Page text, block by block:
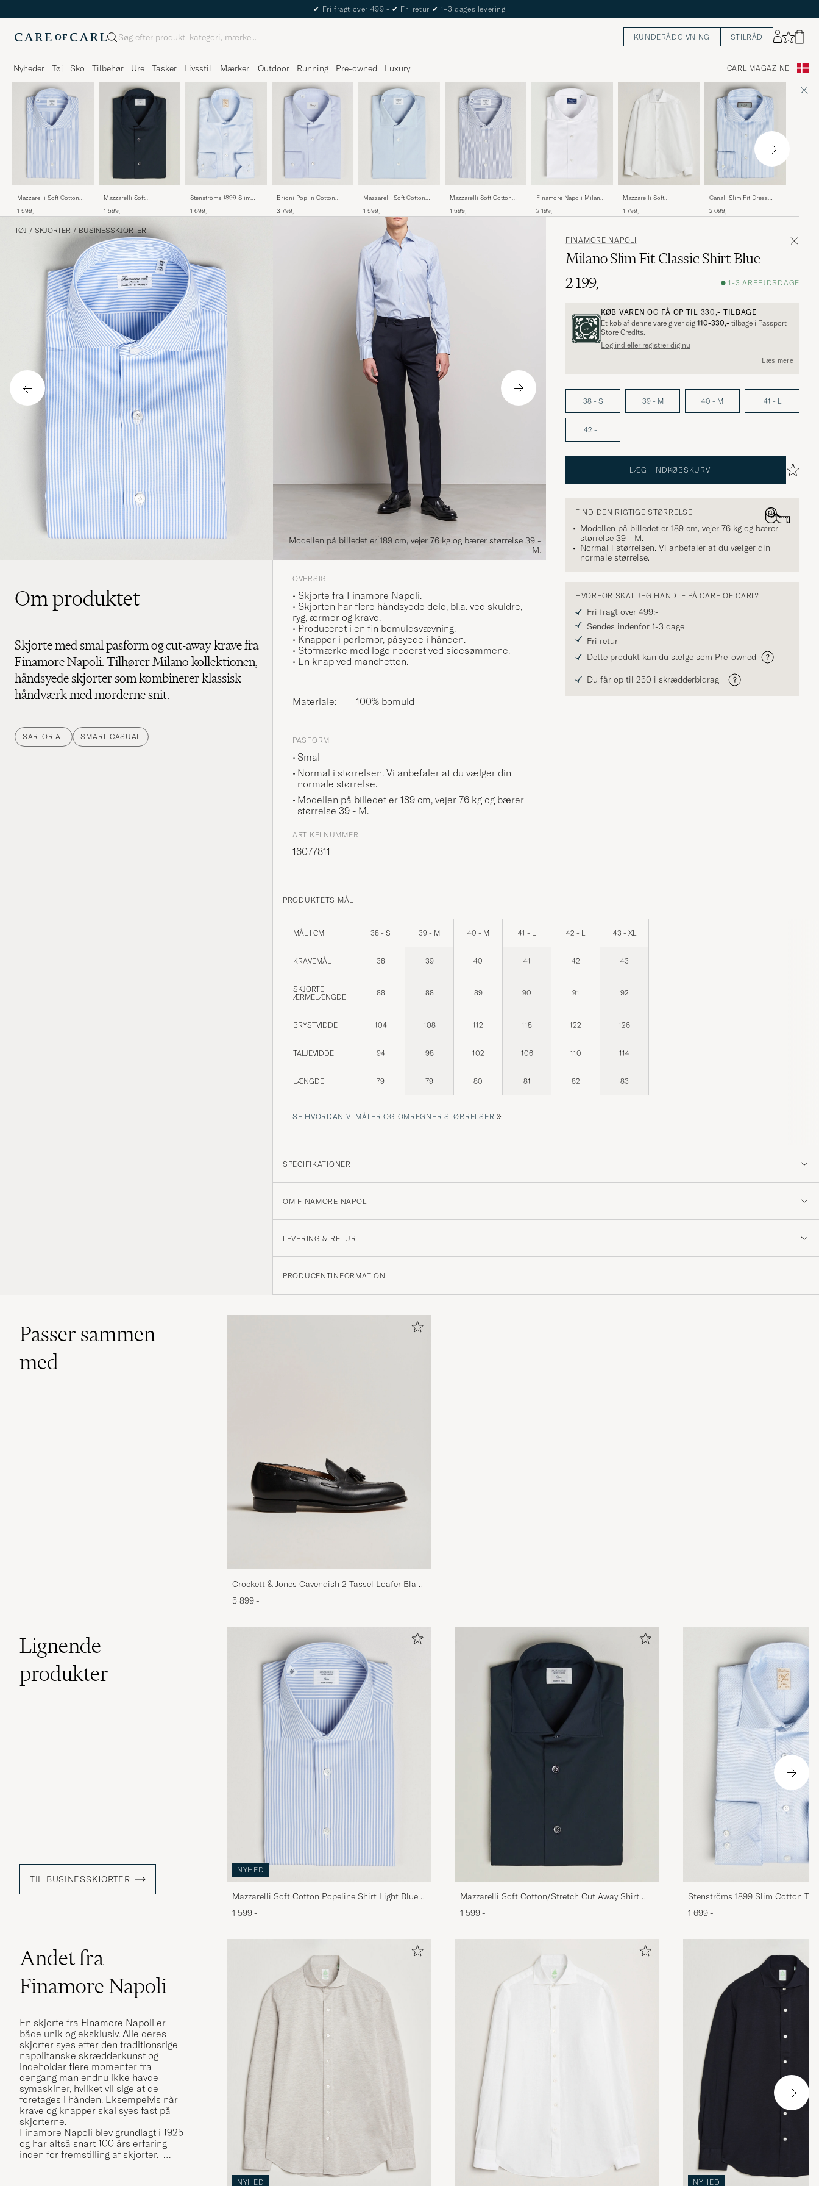
The Care of Carl Passport
Søg KUNDERÅDGIVNING STILRÅD
Nyheder Tøj Sko Tilbehør Ure Tasker Livsstil Mærker Outdoor Running Pre-owned Luxury CARL MAGAZINE
Mazzarelli Soft Cotton
Stripe
1 599,-
Mazzarelli Soft
Shirt Navy
1 599,-
Stenströms 1899 Slim
Blue
1 699,-
Brioni Poplin Cotton
3 799,-
Mazzarelli Soft Cotton
1 599,-
Mazzarelli Soft Cotton
Stripe
1 599,-
Finamore Napoli Milano
White
2 199,-
Mazzarelli Soft
1 799,-
Canali Slim Fit Dress
2 099,-
Stripe
TØJ / SKJORTER / BUSINESSKJORTER
Modellen på billedet er 189 cm, vejer 76 kg og bærer størrelse 39 -
M.
FINAMORE NAPOLI
Milano Slim Fit Classic Shirt Blue
2 199,-
1-3 ARBEJDSDAGE
KØB VAREN OG FÅ OP TIL 330,- TILBAGE
Et køb af denne vare giver dig 110-330,- tilbage i Passport
Store Credits.
Log ind eller registrer dig nu
Læs mere
38 - S 39 - M 40 - M 41 - L
42 - L
LÆG I INDKØBSKURV
FIND DEN RIGTIGE STØRRELSE
Modellen på billedet er 189 cm, vejer 76 kg og bærer
størrelse 39 - M.
Normal i størrelsen. Vi anbefaler at du vælger din
normale størrelse.
HVORFOR SKAL JEG HANDLE PÅ CARE OF CARL?
Fri fragt over 499;-
Sendes indenfor 1-3 dage
Fri retur
Dette produkt kan du sælge som Pre-owned
Du får op til 250 i skrædderbidrag.
Om produktet
Skjorte med smal pasform og cut-away krave fra
Finamore Napoli. Tilhører Milano kollektionen,
håndsyede skjorter som kombinerer klassisk
håndværk med morderne snit.
SARTORIAL SMART CASUAL
OVERSIGT
• Skjorte fra Finamore Napoli.
• Skjorten har flere håndsyede dele, bl.a. ved skuldre,
ryg, ærmer og krave.
• Produceret i en fin bomuldsvævning.
• Knapper i perlemor, påsyede i hånden.
• Stofmærke med logo nederst ved sidesømmene.
• En knap ved manchetten.
Materiale: 100% bomuld
PASFORM
Smal
Normal i størrelsen. Vi anbefaler at du vælger din
normale størrelse.
Modellen på billedet er 189 cm, vejer 76 kg og bærer
størrelse 39 - M.
ARTIKELNUMMER
16077811
PRODUKTETS MÅL
MÅL I CM 38 - S 39 - M 40 - M 41 - L 42 - L 43 - XL
KRAVEMÅL 38 39 40 41 42 43
SKJORTE
ÆRMELÆNGDE
88 88 89 90 91 92
BRYSTVIDDE 104 108 112 118 122 126
TALJEVIDDE 94 98 102 106 110 114
LÆNGDE 79 79 80 81 82 83
SE HVORDAN VI MÅLER OG OMREGNER STØRRELSER »
SPECIFIKATIONER
OM FINAMORE NAPOLI
LEVERING & RETUR
PRODUCENTINFORMATION
Passer sammen
med
Crockett & Jones Cavendish 2 Tassel Loafer Black
Calf
5 899,-
Lignende
produkter
TIL BUSINESSKJORTER
NYHED
Mazzarelli Soft Cotton Popeline Shirt Light Blue
Stripe
1 599,-
Mazzarelli Soft Cotton/Stretch Cut Away Shirt
Navy
1 599,-
Stenströms 1899 Slim Cotton
Blue
1 699,-
Andet fra
Finamore Napoli
En skjorte fra Finamore Napoli er
både unik og eksklusiv. Alle deres
skjorter syes efter den traditionsrige
napolitanske skrædderkunst og
indeholder flere momenter fra
dengang man endnu ikke havde
symaskiner, hvilket vil sige at de
foretages i hånden. Eksempelvis når
krave og knapper skal syes fast på
skjorterne.
Finamore Napoli blev grundlagt i 1925
og har altså snart 100 års erfaring
inden for fremstilling af skjorter.
NYHED NYHED